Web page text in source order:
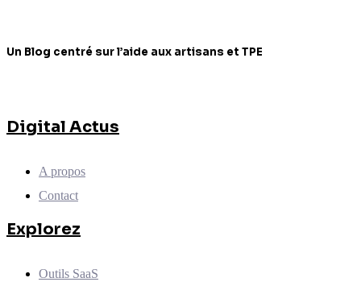
Un Blog centré sur l’aide aux artisans et TPE
Digital Actus
A propos
Contact
Explorez
Outils SaaS